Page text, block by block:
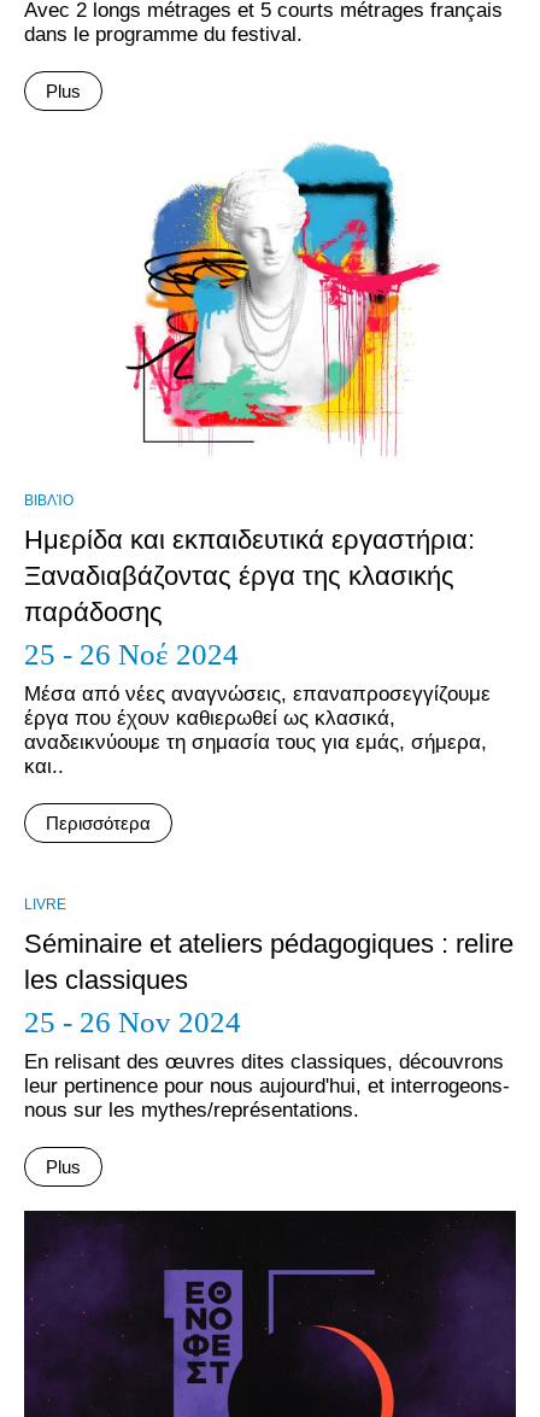
Avec 2 longs métrages et 5 courts métrages français
dans le programme du festival.
Plus
ΒΙΒΛΊΟ
Ημερίδα και εκπαιδευτικά εργαστήρια:
Ξαναδιαβάζοντας έργα της κλασικής
παράδοσης
25 - 26 Νοέ 2024
Μέσα από νέες αναγνώσεις, επαναπροσεγγίζουμε
έργα που έχουν καθιερωθεί ως κλασικά,
αναδεικνύουμε τη σημασία τους για εμάς, σήμερα,
και..
Περισσότερα
LIVRE
Séminaire et ateliers pédagogiques : relire
les classiques
25 - 26 Nov 2024
En relisant des œuvres dites classiques, découvrons
leur pertinence pour nous aujourd'hui, et interrogeons-
nous sur les mythes/représentations.
Plus